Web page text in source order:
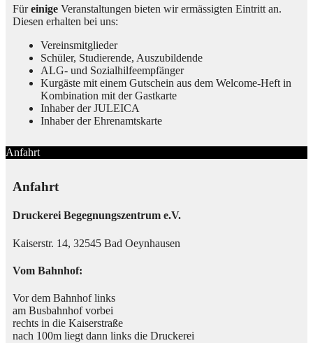
Füreinige Veranstaltungen bieten wir ermässigten Eintritt an.
Diesen erhalten bei uns:
Vereinsmitglieder
Schüler, Studierende, Auszubildende
ALG- und Sozialhilfeempfänger
Kurgäste mit einem Gutschein aus dem Welcome-Heft in
Kombination mit der Gastkarte
Inhaber der JULEICA
Inhaber der Ehrenamtskarte
Anfahrt
Anfahrt
Druckerei Begegnungszentrum e.V.
Kaiserstr. 14, 32545 Bad Oeynhausen
Vom Bahnhof:
Vor dem Bahnhof links
am Busbahnhof vorbei
rechts in die Kaiserstraße
nach 100m liegt dann links die Druckerei